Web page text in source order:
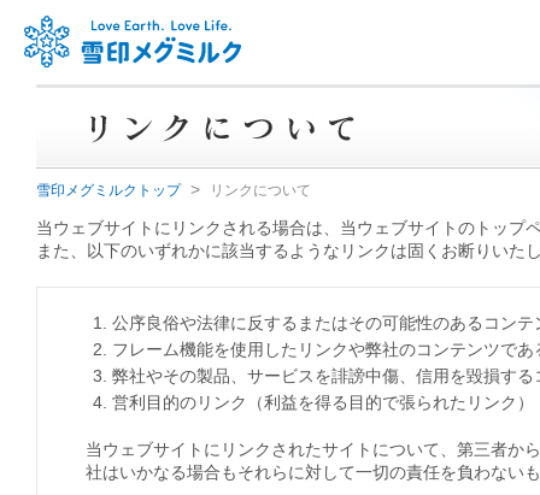
雪印メグミルクトップ > リンクについて
当ウェブサイトにリンクされる場合は、当ウェブサイトのトップ
また、以下のいずれかに該当するようなリンクは固くお断りいた
1. 公序良俗や法律に反するまたはその可能性のあるコン
2. フレーム機能を使用したリンクや弊社のコンテンツで
3. 弊社やその製品、サービスを誹謗中傷、信用を毀損す
4. 営利目的のリンク（利益を得る目的で張られたリンク）
当ウェブサイトにリンクされたサイトについて、第三者か
社はいかなる場合もそれらに対して一切の責任を負わない